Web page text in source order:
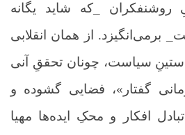
روشنفکران _که شاید یگانه
از همان انقلابی
سیاست، چونان تحققِ آنی
گفتار»، فضایی گشوده و
افکار و محکِ ایده‌ها مهیا